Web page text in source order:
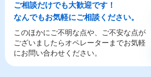
ご相談だけでも大歓迎です！
なんでもお気軽にご相談ください。
このほかにご不明な点や、ご不安な点が
ございましたらオペレーターまでお気軽
にお問い合わせください。